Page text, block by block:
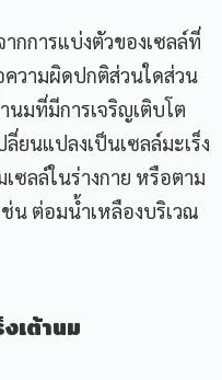
ากการแบ่งตัวของเซลล์ที่
วามผิดปกติส่วนใดส่วน
มที่มีการเจริญเติบโต
ยนแปลงเป็นเซลล์มะเร็ง
ซลล์ในร่างกาย หรือตาม
ช่น ต่อมน้ำเหลืองบริเวณ
เต้านม